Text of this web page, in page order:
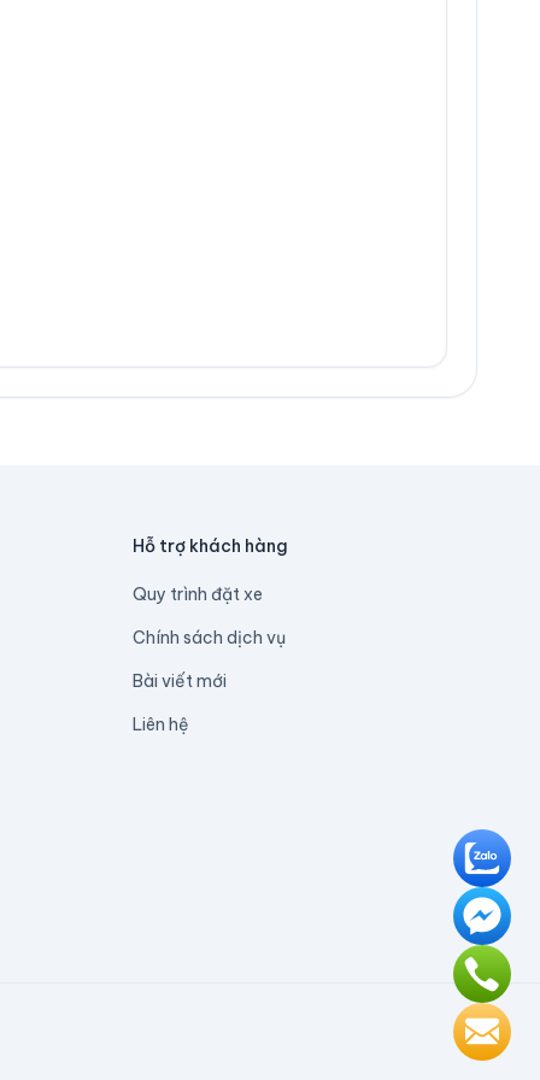
Hỗ trợ khách hàng
Quy trình đặt xe
Chính sách dịch vụ
Bài viết mới
Liên hệ